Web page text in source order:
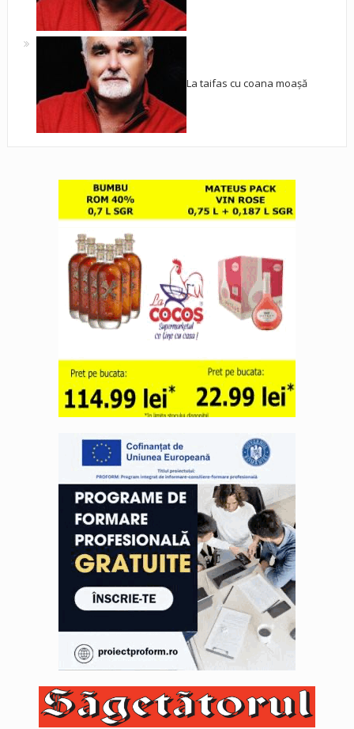
La taifas cu coana moașă